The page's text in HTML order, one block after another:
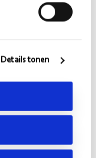
Details tonen
ik een scala